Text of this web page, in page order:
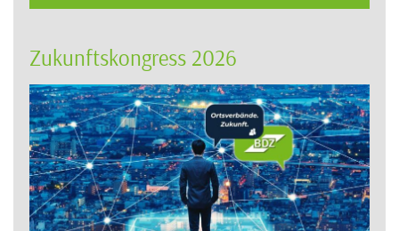
Zukunftskongress 2026